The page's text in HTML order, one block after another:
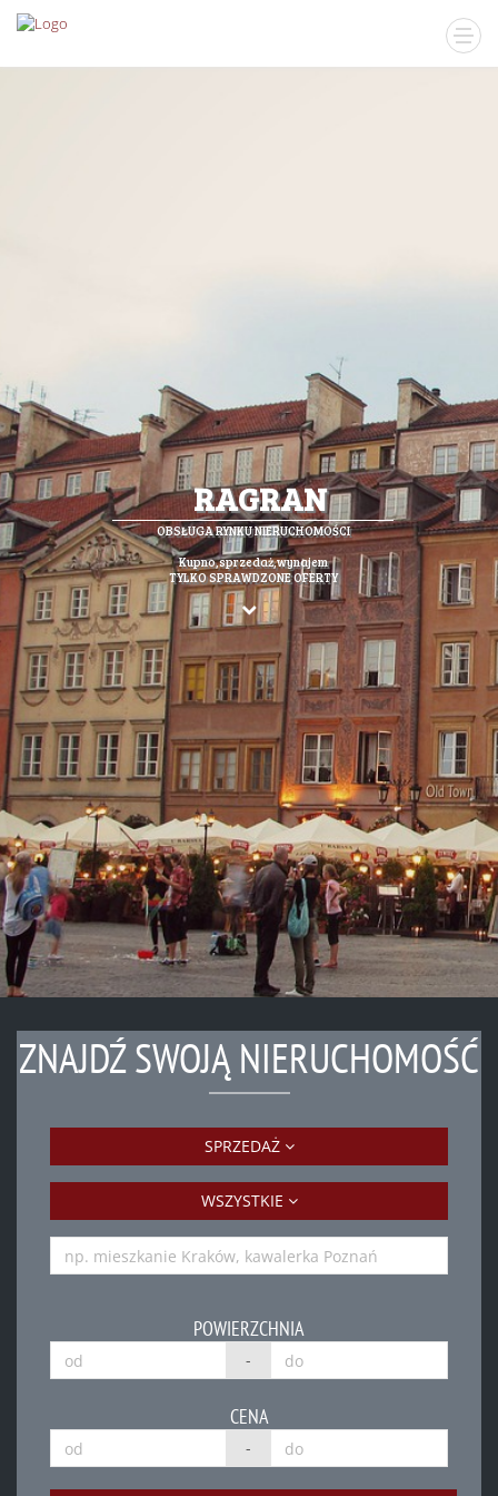
RAGRAN
OBSŁUGA RYNKU NIERUCHOMOŚCI
Kupno,sprzedaż,wynajem
TYLKO SPRAWDZONE OFERTY
ZNAJDŹ SWOJĄ NIERUCHOMOŚĆ
SPRZEDAŻ
WSZYSTKIE
POWIERZCHNIA
-
CENA
-